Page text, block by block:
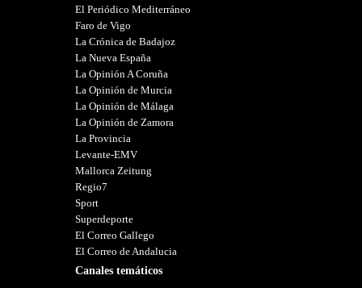
El Periódico Mediterráneo
Faro de Vigo
La Crónica de Badajoz
La Nueva España
La Opinión A Coruña
La Opinión de Murcia
La Opinión de Málaga
La Opinión de Zamora
La Provincia
Levante-EMV
Mallorca Zeitung
Regio7
Sport
Superdeporte
El Correo Gallego
El Correo de Andalucia
Canales temáticos